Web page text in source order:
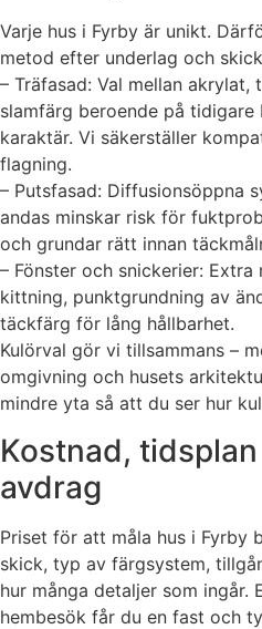
Varje hus i Fyrby är unikt.
metod efter underlag och
– Träfasad: Val mellan
slamfärg beroende på tidigare
karaktär. Vi säkerställer
flagning.
– Putsfasad: Diffusionsöppna
andas minskar risk för
och grundar rätt innan
– Fönster och snickerier:
kittning, punktgrundning av
täckfärg för lång hållbarhet.
Kulörval gör vi tillsammans –
omgivning och husets
mindre yta så att du ser hur
Kostnad, tidsplan
avdrag
Priset för att måla hus i Fyrby
skick, typ av färgsystem,
hur många detaljer som ingår.
hembesök får du en fast och